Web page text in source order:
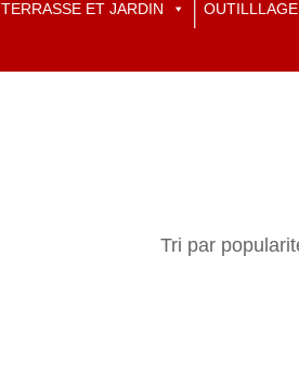
TERRASSE ET JARDIN OUTILLLAGE